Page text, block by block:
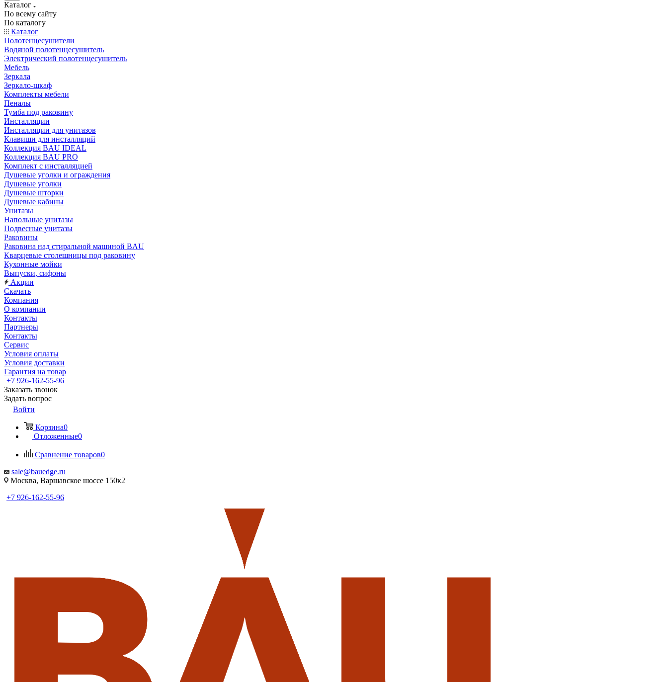
Каталог
По всему сайту
По каталогу
Каталог
Полотенцесушители
Водяной полотенцесушитель
Электрический полотенцесушитель
Мебель
Зеркала
Зеркало-шкаф
Комплекты мебели
Пеналы
Тумба под раковину
Инсталляции
Инсталляции для унитазов
Клавиши для инсталляций
Коллекция BAU IDEAL
Коллекция BAU PRO
Комплект с инсталляцией
Душевые уголки и ограждения
Душевые уголки
Душевые шторки
Душевые кабины
Унитазы
Напольные унитазы
Подвесные унитазы
Раковины
Раковина над стиральной машиной BAU
Кварцевые столешницы под раковину
Кухонные мойки
Выпуски, сифоны
Акции
Скачать
Компания
О компании
Контакты
Партнеры
Контакты
Сервис
Условия оплаты
Условия доставки
Гарантия на товар
+7 926-162-55-96
Заказать звонок
Задать вопрос
Войти
Корзина0
Отложенные0
Сравнение товаров0
sale@bauedge.ru
Москва, Варшавское шоссе 150к2
+7 926-162-55-96